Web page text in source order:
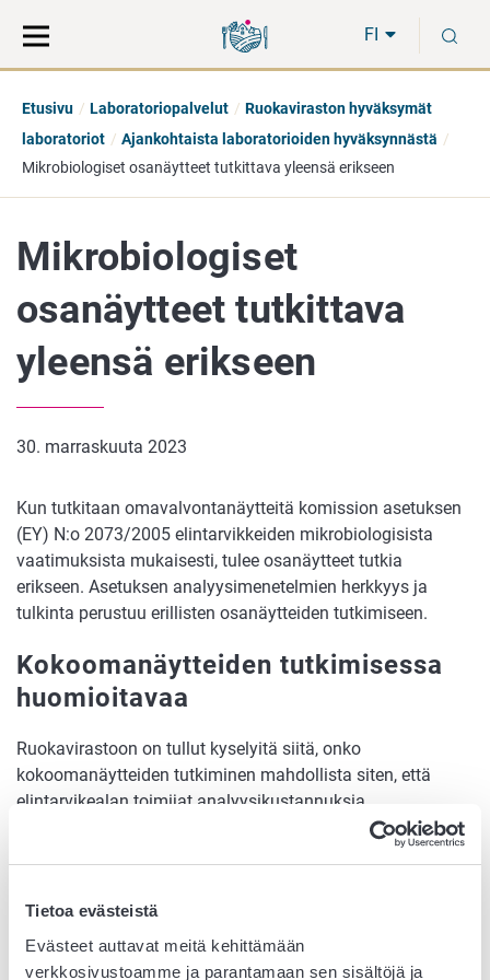
Tietoa evästeistä
Evästeet auttavat meitä kehittämään
verkkosivustoamme ja parantamaan sen sisältöjä ja
suoraan
sisältöön
koko
sivuston
FI
Etusivu Laboratoriopalvelut
Ruokaviraston hyväksymät
laboratoriot
Ajankohtaista laboratorioiden hyväksynnästä
Mikrobiologiset osanäytteet tutkittava yleensä erikseen
Mikrobiologiset
osanäytteet tutkittava
yleensä erikseen
30. marraskuuta 2023
Kun tutkitaan omavalvontanäytteitä komission asetuksen
(EY) N:o 2073/2005 elintarvikkeiden mikrobiologisista
vaatimuksista mukaisesti, tulee osanäytteet tutkia
erikseen. Asetuksen analyysimenetelmien herkkyys ja
tulkinta perustuu erillisten osanäytteiden tutkimiseen.
Kokoomanäytteiden tutkimisessa
huomioitavaa
Ruokavirastoon on tullut kyselyitä siitä, onko
kokoomanäytteiden tutkiminen mahdollista siten, että
elintarvikealan toimijat analyysikustannuksia
vähentääkseen lähettävät erillisten osanäytteiden sijasta
kokoomanäytteen laboratorioon. Erillisten osanäytteiden
elintarvike-erästä, jolloin laboratorio tekee vain yhden